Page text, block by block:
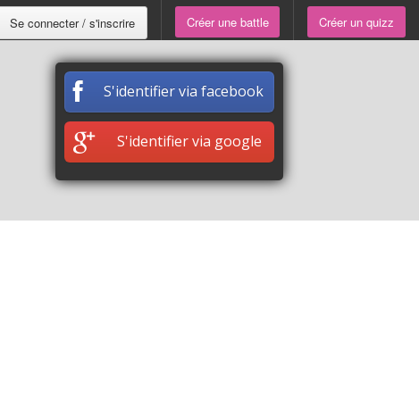
Se connecter / s'inscrire Créer une battle Créer un quizz
S'identifier via facebook
S'identifier via google